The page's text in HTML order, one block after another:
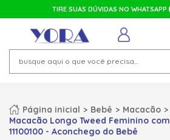
TIRE SUAS DÚVIDAS NO WHATSAPP
Página inicial Bebê
Macacão
Macacão Longo Tweed Feminino
11100100 - Aconchego do Bebê